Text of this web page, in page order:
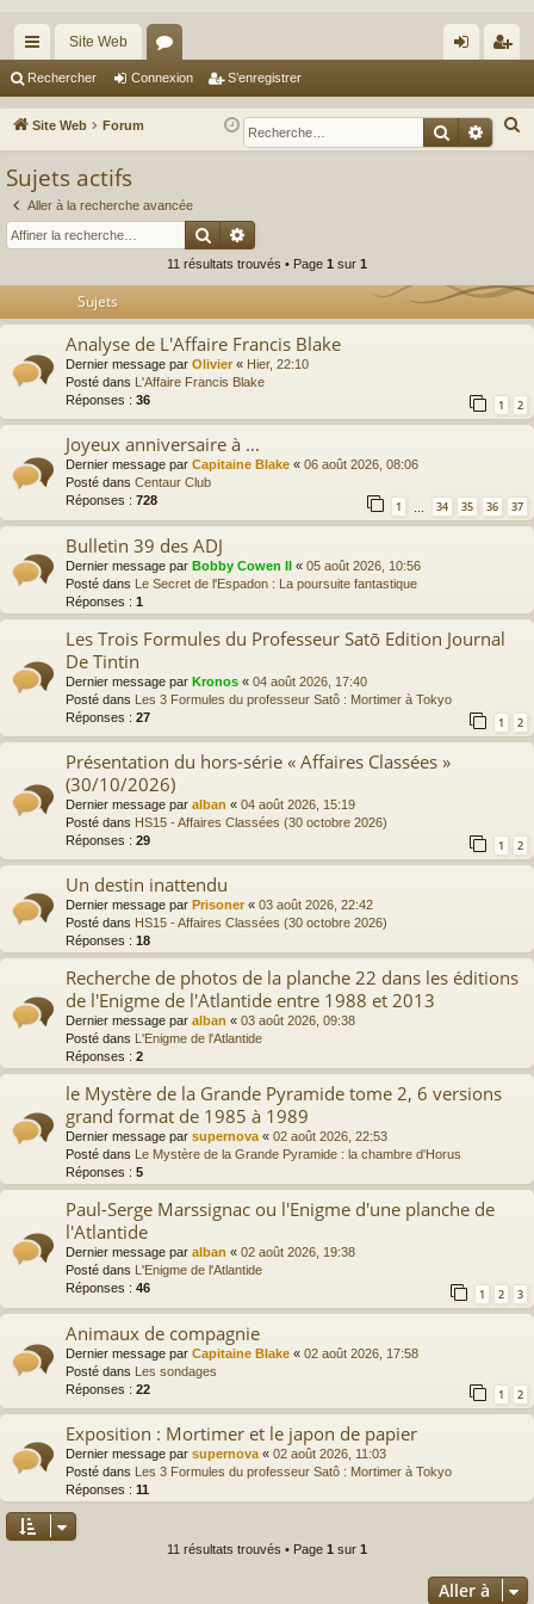
cc
ès
ra
pi
de
Site Web
or
u
m
ne
xi
nr
eg
Rechercher Connexion S’enregistrer
Site Web Forum
e
Sujets actifs
Aller à la recherche avancée
Rechercher
11 résultats trouvés • Page 1 sur 1
Sujets
Analyse de L'Affaire Francis Blake
Dernier message par Olivier« Hier, 22:10
Posté dans L'Affaire Francis Blake
Réponses : 36 1 2
Joyeux anniversaire à ...
Dernier message par Capitaine Blake « 06 août 2026, 08:06
Posté dans Centaur Club
Réponses : 728 1 34 35 36 37
Bulletin 39 des ADJ
Dernier message par Bobby Cowen II « 05 août 2026, 10:56
Posté dans Le Secret de l'Espadon : La poursuite fantastique
Réponses : 1
Les Trois Formules du Professeur Satō Edition Journal
De Tintin
Dernier message par Kronos « 04 août 2026, 17:40
Posté dans Les 3 Formules du professeur Satô : Mortimer à Tokyo
Réponses : 27 1 2
Présentation du hors-série « Affaires Classées »
(30/10/2026)
Dernier message par alban « 04 août 2026, 15:19
Posté dans HS15 - Affaires Classées (30 octobre 2026)
Réponses : 29 1 2
Un destin inattendu
Dernier message par Prisoner« 03 août 2026, 22:42
Posté dans HS15 - Affaires Classées (30 octobre 2026)
Réponses : 18
Recherche de photos de la planche 22 dans les éditions
de l'Enigme de l'Atlantide entre 1988 et 2013
Dernier message par alban « 03 août 2026, 09:38
Posté dans
L'Enigme de l'Atlantide
Réponses : 2
le Mystère de la Grande Pyramide tome 2, 6 versions
grand format de 1985 à 1989
Dernier message par supernova « 02 août 2026, 22:53
Posté dans
Le Mystère de la Grande Pyramide : la chambre d'Horus
Réponses : 5
Paul-Serge Marssignac ou l'Enigme d'une planche de
l'Atlantide
Dernier message par alban « 02 août 2026, 19:38
Posté dans
L'Enigme de l'Atlantide
Réponses : 46 1 2 3
Animaux de compagnie
Dernier message par Capitaine Blake « 02 août 2026, 17:58
Posté dans Les sondages
Réponses : 22 1 2
Exposition : Mortimer et le japon de papier
Dernier message par supernova « 02 août 2026, 11:03
Posté dans Les 3 Formules du professeur Satô : Mortimer à Tokyo
Réponses : 11
11 résultats trouvés • Page 1 sur 1
Aller à